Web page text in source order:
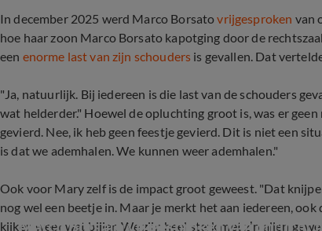
In december 2025 werd Marco Borsatovrijgesproken van
hoe haar zoon Marco Borsato kapotging door de
een enorme last van zijn schouders is gevallen. Dat
"Ja, natuurlijk. Bij iedereen is die last van de schouders
wat helderder." Hoewel de opluchting groot is, was er
gevierd. Nee, ik heb geen feestje gevierd. Dit is niet een
is dat we ademhalen. We kunnen weer ademhalen."
Ook voor Mary zelf is de impact groot geweest. "Dat
nog wel een beetje in. Maar je merkt het aan iedereen,
kijken weer wat blijer. We zijn heel sterk met z’n allen
Marco Borsato vrijgesproken van ontucht